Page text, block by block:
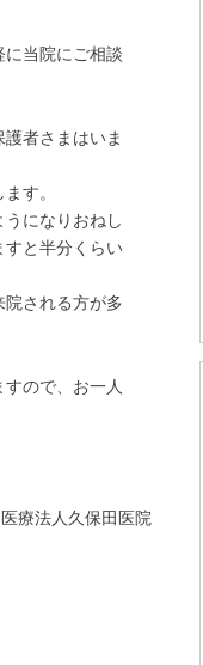
当院にご相談
者さまはいま
す。
になりおねし
すと半分くらい
院される方が多
ので、お一人
医療法人久保田医院